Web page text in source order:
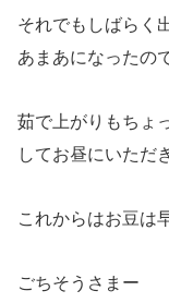
それでもしばらく
あまあになったの
茹で上がりもちょ
してお昼にいただ
これからはお豆は
ごちそうさまー